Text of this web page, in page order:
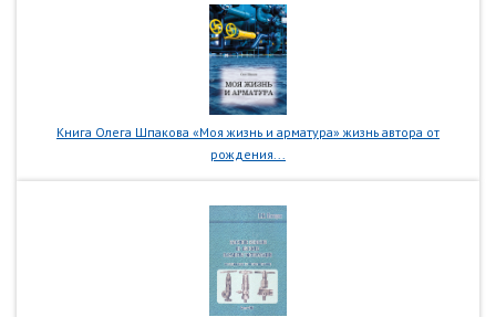
Книга Олега Шпакова «Моя жизнь и арматура» жизнь автора от
рождения...